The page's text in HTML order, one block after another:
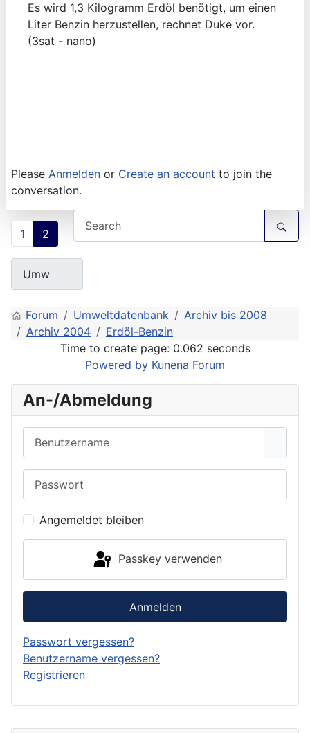
Es wird 1,3 Kilogramm Erdöl benötigt, um einen
Liter Benzin herzustellen, rechnet Duke vor.
(3sat - nano)
Please Anmelden or Create an account to join the
conversation.
1 2
Forum Umweltdatenbank
Archiv bis 2008
Archiv 2004
Erdöl-Benzin
Time to create page: 0.062 seconds
Powered by Kunena Forum
An-/Abmeldung
Angemeldet bleiben
Passkey verwenden
Anmelden
Passwort vergessen?
Benutzername vergessen?
Registrieren